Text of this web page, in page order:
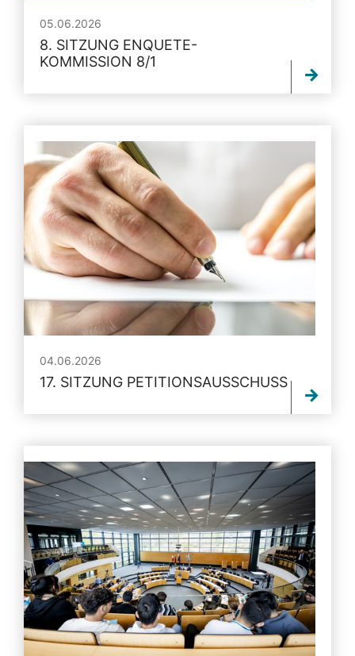
05.06.2026
8. SITZUNG ENQUETE-
KOMMISSION 8/1
04.06.2026
17. SITZUNG PETITIONSAUSSCHUSS